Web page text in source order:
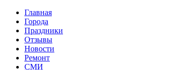
Главная
Города
Праздники
Отзывы
Новости
Ремонт
СМИ